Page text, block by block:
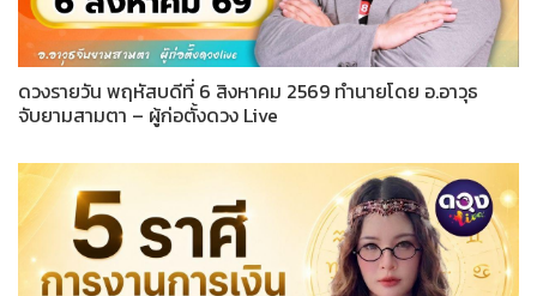
ดวงรายวัน พฤหัสบดีที่ 6 สิงหาคม 2569 ทำนายโดย อ.อาวุธ
จับยามสามตา – ผู้ก่อตั้งดวง Live